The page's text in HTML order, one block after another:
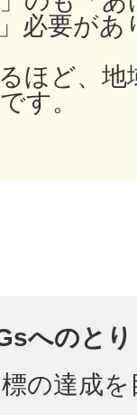
必要があ
ほど、地
す。
へのと
の達成
シモキ
八尾